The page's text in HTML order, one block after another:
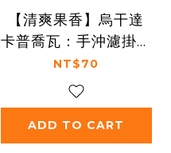
【清爽果香】烏干達
卡普喬瓦：手沖濾掛咖
啡 (1入)
NT$70
ADD TO CART